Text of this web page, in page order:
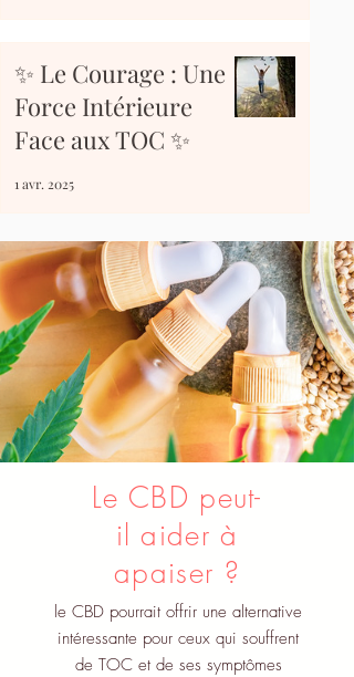
✨ Le Courage : Une
Force Intérieure
Face aux TOC ✨
1 avr. 2025
Le CBD peut-
il aider à
apaiser ?
le CBD pourrait offrir une alternative
intéressante pour ceux qui souffrent
de TOC et de ses symptômes